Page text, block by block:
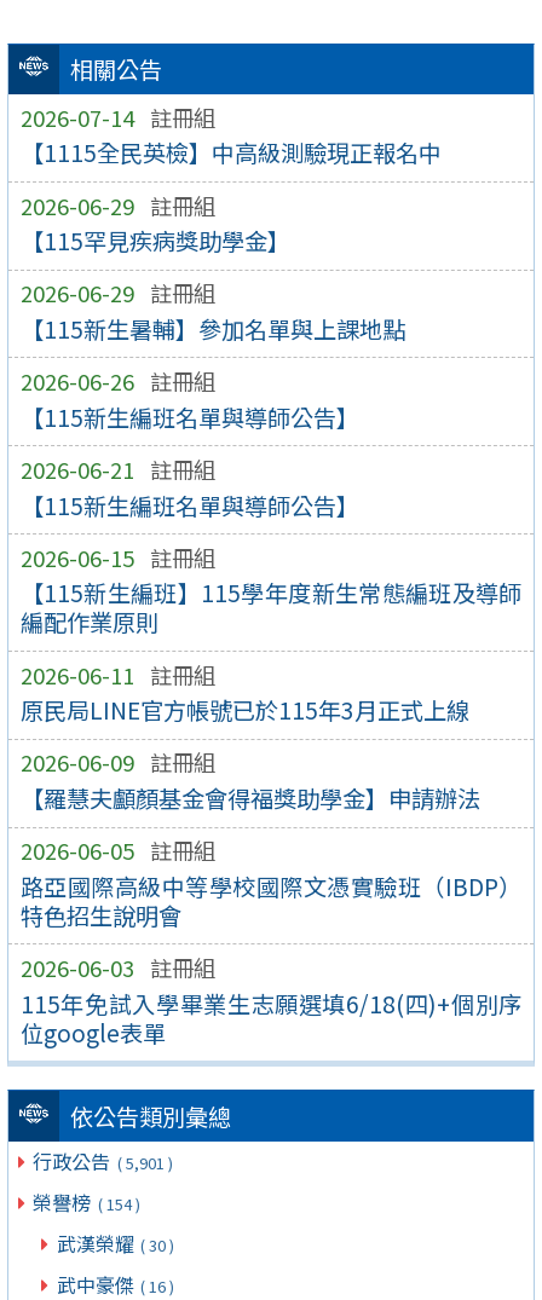
相關公告
2026-07-14 註冊組
【1115全民英檢】中高級測驗現正報名中
2026-06-29 註冊組
【115罕見疾病獎助學金】
2026-06-29 註冊組
【115新生暑輔】參加名單與上課地點
2026-06-26 註冊組
【115新生編班名單與導師公告】
2026-06-21 註冊組
【115新生編班名單與導師公告】
2026-06-15 註冊組
【115新生編班】115學年度新生常態編班及導師
編配作業原則
2026-06-11 註冊組
原民局LINE官方帳號已於115年3月正式上線
2026-06-09 註冊組
【羅慧夫顱顏基金會得福獎助學金】申請辦法
2026-06-05 註冊組
路亞國際高級中等學校國際文憑實驗班（IBDP）
特色招生說明會
2026-06-03 註冊組
115年免試入學畢業生志願選填6/18(四)+個別序
位google表單
依公告類別彙總
行政公告 ( 5,901 )
榮譽榜 ( 154 )
武漢榮耀 ( 30 )
武中豪傑 ( 16 )